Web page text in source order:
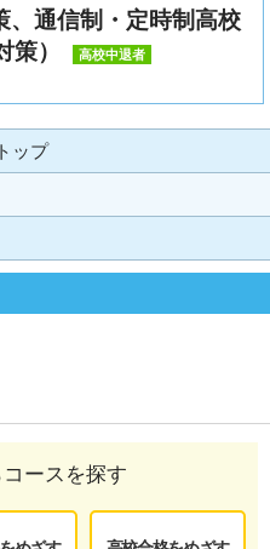
、通信制・定時制高校
）
高校中退者
ップ
ースを探す